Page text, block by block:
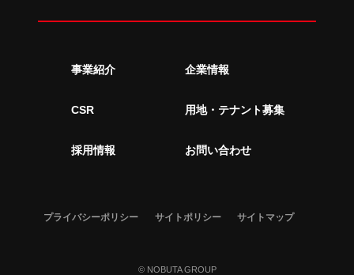
事業紹介 企業情報
CSR 用地・テナント募集
採用情報 お問い合わせ
プライバシーポリシー サイトポリシー サイトマップ
© NOBUTA GROUP